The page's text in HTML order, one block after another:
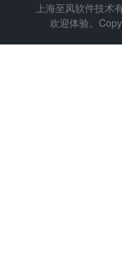
上海至凤软件技术
欢迎体验。